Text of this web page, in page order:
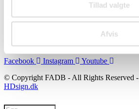
Tillad valgte
Afvis
Persondatapolitik
Facebook Instagram
Youtube
© Copyright FADB - All Rights Reserved -
HDsign.dk